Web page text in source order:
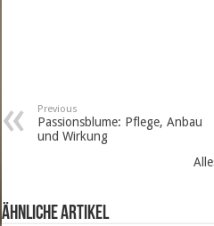
Previous
Passionsblume: Pflege, Anbau
und Wirkung
ähnliche Artikel